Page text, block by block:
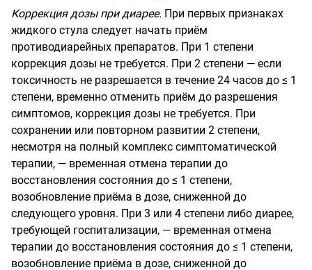
Коррекция дозы при диарее. При первых признаках
жидкого стула следует начать приём
противодиарейных препаратов. При 1 степени
коррекция дозы не требуется. При 2 степени — если
токсичность не разрешается в течение 24 часов до ≤ 1
степени, временно отменить приём до разрешения
симптомов, коррекция дозы не требуется. При
сохранении или повторном развитии 2 степени,
несмотря на полный комплекс симптоматической
терапии, — временная отмена терапии до
восстановления состояния до ≤ 1 степени,
возобновление приёма в дозе, сниженной до
следующего уровня. При 3 или 4 степени либо диарее,
требующей госпитализации, — временная отмена
терапии до восстановления состояния до ≤ 1 степени,
возобновление приёма в дозе, сниженной до